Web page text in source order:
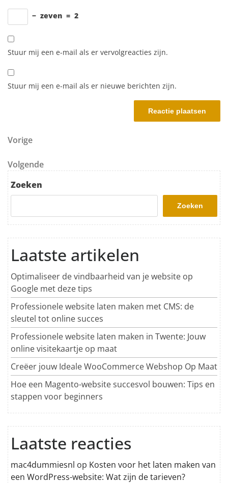
− zeven = 2
Stuur mij een e-mail als er vervolgreacties zijn.
Stuur mij een e-mail als er nieuwe berichten zijn.
Berichtnavigatie
Vorig bericht
Vorige
Volgend bericht
Volgende
Zoeken
Zoeken
Laatste artikelen
Optimaliseer de vindbaarheid van je website op
Google met deze tips
Professionele website laten maken met CMS: de
sleutel tot online succes
Professionele website laten maken in Twente: Jouw
online visitekaartje op maat
Creëer jouw Ideale WooCommerce Webshop Op Maat
Hoe een Magento-website succesvol bouwen: Tips en
stappen voor beginners
Laatste reacties
mac4dummiesnl op Kosten voor het laten maken van
een WordPress-website: Wat zijn de tarieven?